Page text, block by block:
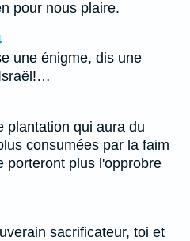
pour nous plaire.
une énigme, dis une
plantation qui aura du
consumées par la faim
porteront plus l'opprobre
sacrificateur, toi et